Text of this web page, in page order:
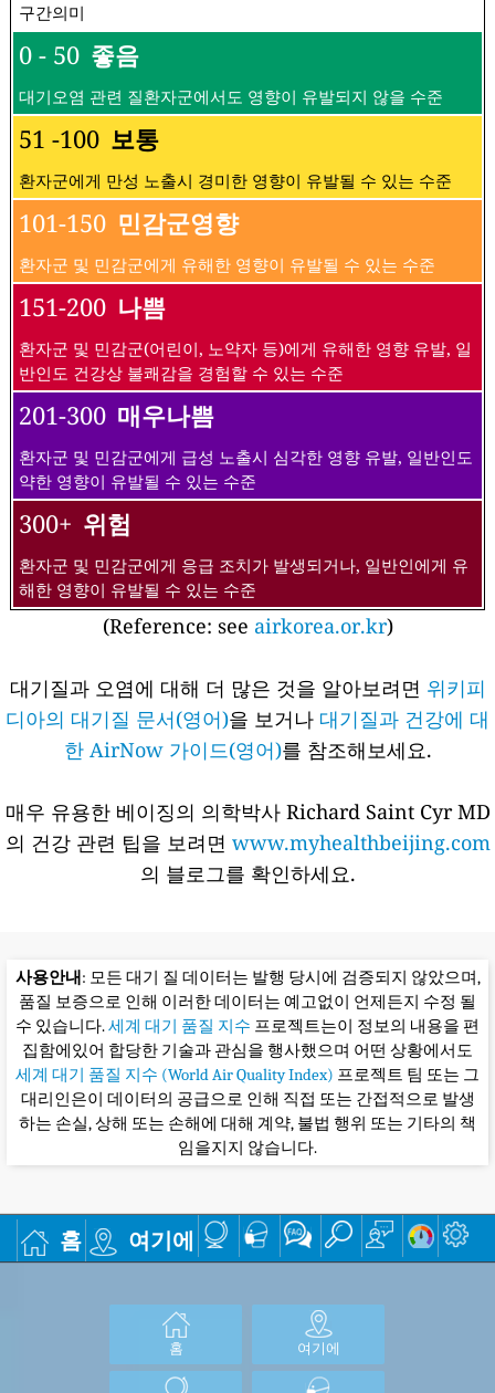
구간의미
0 - 50 좋음
대기오염 관련 질환자군에서도 영향이 유발되지 않을 수준
51 -100 보통
환자군에게 만성 노출시 경미한 영향이 유발될 수 있는 수준
101-150 민감군영향
환자군 및 민감군에게 유해한 영향이 유발될 수 있는 수준
151-200 나쁨
환자군 및 민감군(어린이, 노약자 등)에게 유해한 영향 유발, 일
반인도 건강상 불쾌감을 경험할 수 있는 수준
201-300 매우나쁨
환자군 및 민감군에게 급성 노출시 심각한 영향 유발, 일반인도
약한 영향이 유발될 수 있는 수준
300+ 위험
환자군 및 민감군에게 응급 조치가 발생되거나, 일반인에게 유
해한 영향이 유발될 수 있는 수준
(Reference: see airkorea.or.kr)
대기질과 오염에 대해 더 많은 것을 알아보려면 위키피
디아의 대기질 문서(영어)을 보거나 대기질과 건강에 대
한 AirNow 가이드(영어)를 참조해보세요.
매우 유용한 베이징의 의학박사 Richard Saint Cyr MD
의 건강 관련 팁을 보려면 www.myhealthbeijing.com
의 블로그를 확인하세요.
사용안내 : 모든 대기 질 데이터는 발행 당시에 검증되지 않았으며,
품질 보증으로 인해 이러한 데이터는 예고없이 언제든지 수정 될
수 있습니다.세계 대기 품질 지수 프로젝트는이 정보의 내용을 편
집함에있어 합당한 기술과 관심을 행사했으며 어떤 상황에서도
세계 대기 품질 지수 (World Air Quality Index) 프로젝트 팀 또는 그
대리인은이 데이터의 공급으로 인해 직접 또는 간접적으로 발생
하는 손실, 상해 또는 손해에 대해 계약, 불법 행위 또는 기타의 책
임을지지 않습니다.
홈 여기에
홈 여기에